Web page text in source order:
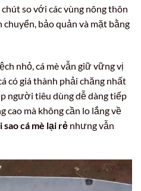
so với các vùng nông thôn
chuyển, bảo quản và mặt bằng
nhỏ, cá mè vẫn giữ vững vị
có giá thành phải chăng nhất
người tiêu dùng dễ dàng tiếp
mà không cần lo lắng về
sao cá mè lại rẻ nhưng vẫn